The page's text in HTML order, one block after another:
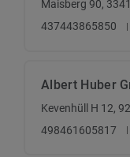
Maisberg 90,
437443865850
Albert Huber
Kevenhüll H 12,
498461605817